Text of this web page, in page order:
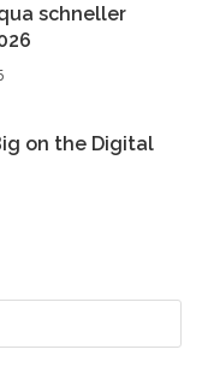
schneller
on the Digital